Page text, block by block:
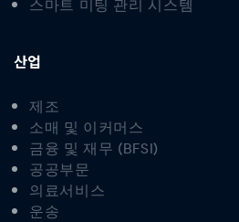
스마트 미팅 관리 시스템
산업
제조
소매 및 이커머스
금융 및 재무 (BFSI)
공공부문
의료서비스
운송